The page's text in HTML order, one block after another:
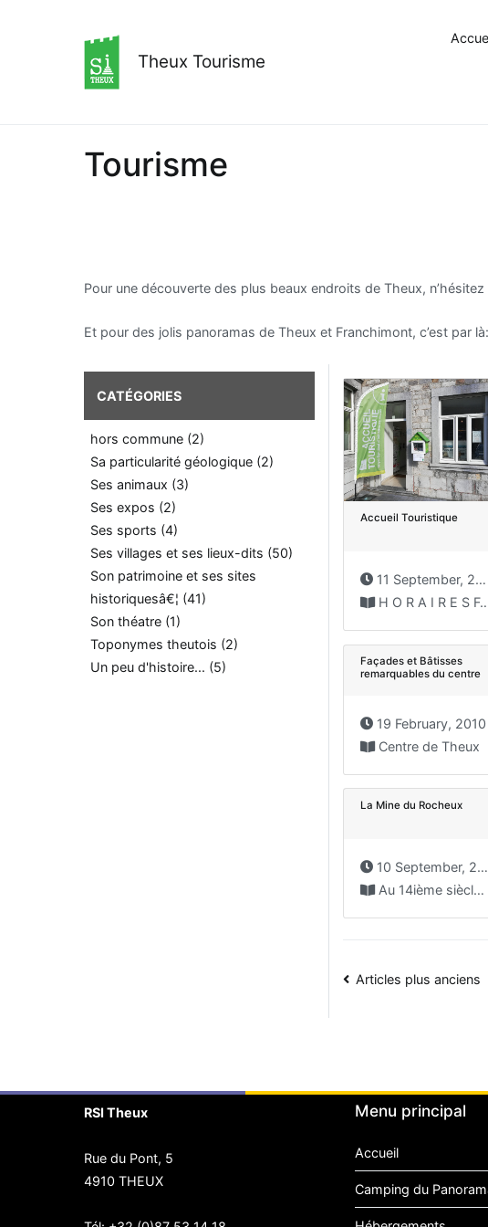
Theux Tourisme
Tourisme
Pour une découverte des plus beaux endroits de Theux,
Et pour des jolis panoramas de Theux et Franchimont, c’est par là:
CATÉGORIES
hors commune (2)
Sa particularité géologique (2)
Ses animaux (3)
Ses expos (2)
Ses sports (4)
Ses villages et ses lieux-dits (50)
Son patrimoine et ses sites
historiquesâ€¦ (41)
Son théatre (1)
Toponymes theutois (2)
Un peu d'histoire... (5)
Accueil Touristique
11 September, 2019
H O R A I R E S Fermeture...
Façades et Bâtisses
remarquables du centre
19 February, 2010
Centre de Theux
La Mine du Rocheux
10 September, 2009
Au 14ième siècle, dans le fief « du Larron », s’étendait...
Navigation
Articles plus anciens
RSI Theux
Rue du Pont, 5
4910 THEUX
Menu principal
Accueil
Camping du